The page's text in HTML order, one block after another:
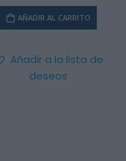
AÑADIR AL CARRITO
Añadir a la lista de
deseos